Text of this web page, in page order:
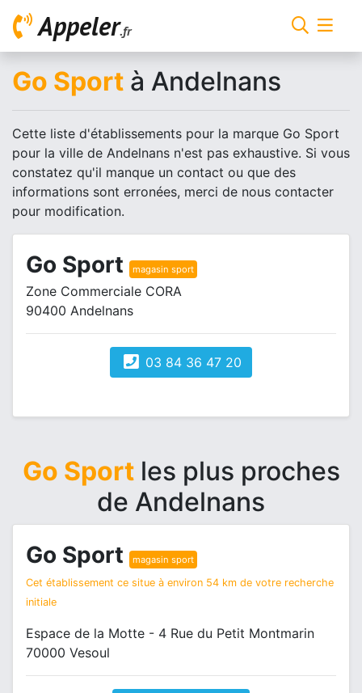
Appeler.fr
Go Sport à Andelnans
Cette liste d'établissements pour la marque Go Sport
pour la ville de Andelnans n'est pas exhaustive. Si vous
constatez qu'il manque un contact ou que des
informations sont erronées, merci de nous contacter
pour modification.
Go Sport magasin sport
Zone Commerciale CORA
90400 Andelnans
03 84 36 47 20
Go Sportles plus proches
de Andelnans
Go Sport magasin sport
Cet établissement ce situe à environ 54 km de votre recherche
initiale
Espace de la Motte - 4 Rue du Petit Montmarin
70000 Vesoul